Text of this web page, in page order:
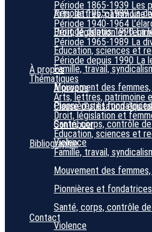
Période 1965-1989La
Période depuis 1990La
Arts, lettres, patrimoine
Droit, législation et
Éducation, sciences et
Famille, travail,
Mouvement des
Pionnières et fondatrices
Santé, corps, contrôle
Violence
À propos
À propos
Clause d’utilisation
Contribuer
Bibliographie
Contact
Période 1865-1939 Les
Période 1940-1964
Période 1965-1989 La
Période depuis 1990 La
Thématiques
Arts, lettres, patrimoine
Droit, législation et
Éducation, sciences et
Famille, travail,
Mouvement des
Pionnières et fondatrices
Santé, corps, contrôle
Violence